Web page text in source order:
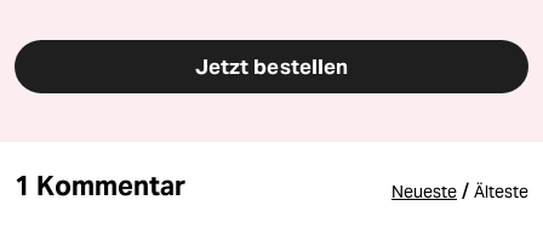
Jetzt bestellen
1 Kommentar Neueste / Älteste